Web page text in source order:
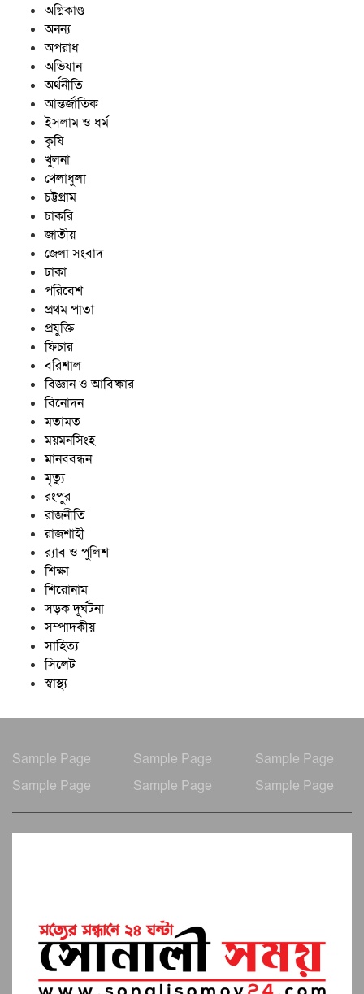
অগ্নিকাণ্ড
অনন্য
অপরাধ
অভিযান
অর্থনীতি
আন্তর্জাতিক
ইসলাম ও ধর্ম
কৃষি
খুলনা
খেলাধুলা
চট্টগ্রাম
চাকরি
জাতীয়
জেলা সংবাদ
ঢাকা
পরিবেশ
প্রথম পাতা
প্রযুক্তি
ফিচার
বরিশাল
বিজ্ঞান ও আবিষ্কার
বিনোদন
মতামত
ময়মনসিংহ
মানববন্ধন
মৃত্যু
রংপুর
রাজনীতি
রাজশাহী
র‍্যাব ও পুলিশ
শিক্ষা
শিরোনাম
সড়ক দূর্ঘটনা
সম্পাদকীয়
সাহিত্য
সিলেট
স্বাস্থ্য
Sample Page Sample Page
Sample Page
Sample Page
Sample Page Sample Page